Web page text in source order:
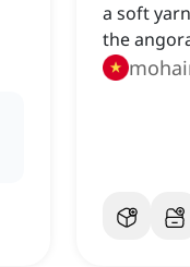
a soft
the